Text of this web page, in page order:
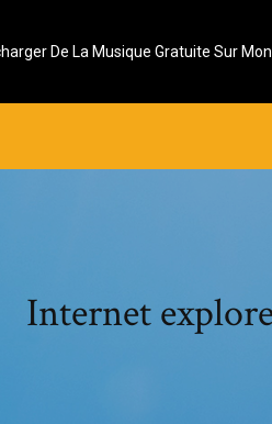
De La Musique Gratuite Sur
Internet